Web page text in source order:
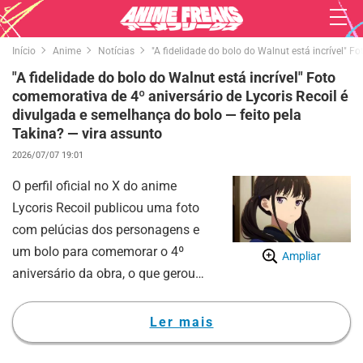
Início Anime Notícias "A fidelidade do bolo do Walnut está incrível"
"A fidelidade do bolo do Walnut está incrível" Foto
comemorativa de 4º aniversário de Lycoris Recoil é
divulgada e semelhança do bolo — feito pela
Takina? — vira assunto
2026/07/07 19:01
Ampliar
O perfil oficial no X do anime
Lycoris Recoil publicou uma foto
com pelúcias dos personagens e
um bolo para comemorar o 4º
aniversário da obra, o que gerou
fãs.
Na postagem divulgada, foi
Ler mais